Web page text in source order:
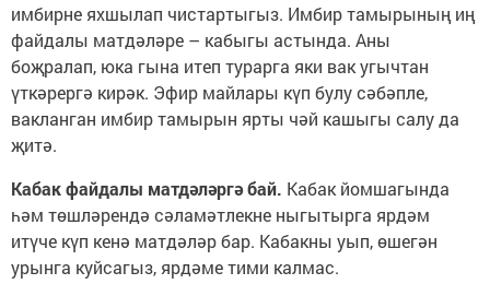
имбирне яхшылап чистартыгыз. Имбир тамырының иң
файдалы матдәләре – кабыгы астында. Аны
боҗралап, юка гына итеп турарга яки вак угычтан
үткәрергә кирәк. Эфир майлары күп булу сәбәпле,
вакланган имбир тамырын ярты чәй кашыгы салу да
җитә.
Кабак файдалы матдәләргә бай. Кабак йомшагында
һәм төшләрендә сәламәтлекне ныгытырга ярдәм
итүче күп кенә матдәләр бар. Кабакны уып, өшегән
урынга куйсагыз, ярдәме тими калмас.